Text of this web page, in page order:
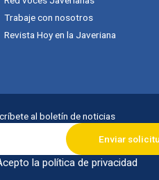
Trabaje con nosotros
Revista Hoy en la Javeriana
al boletín de noticias
la política de privacidad